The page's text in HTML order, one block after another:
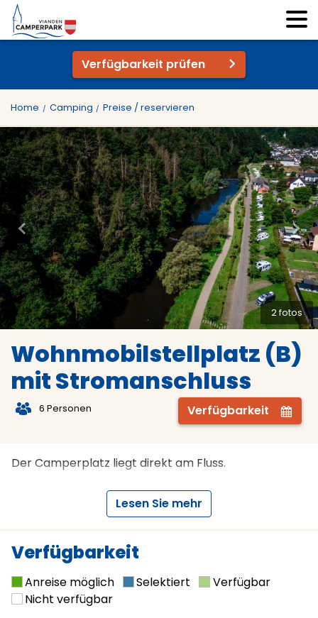
Verfügbarkeit prüfen
Home Camping Preise / reservieren
2 fotos
Wohnmobilstellplatz (B)
mit Stromanschluss
t 6 Personen Verfügbarkeit Z
Der Camperplatz liegt direkt am Fluss.
Lesen Sie mehr
Verfügbarkeit
Anreise möglich Selektiert
Verfügbar
Nicht verfügbar